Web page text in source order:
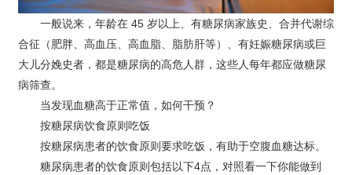
一般说来，年龄在 45 岁以上、有糖尿病家族史、合并代谢综
合征（肥胖、高血压、高血脂、脂肪肝等）、有妊娠糖尿病或巨
大儿分娩史者，都是糖尿病的高危人群，这些人每年都应做糖尿
病筛查。
当发现血糖高于正常值，如何干预？
按糖尿病饮食原则吃饭
按糖尿病患者的饮食原则要求吃饭，有助于空腹血糖达标。
糖尿病患者的饮食原则包括以下4点，对照看一下你能做到